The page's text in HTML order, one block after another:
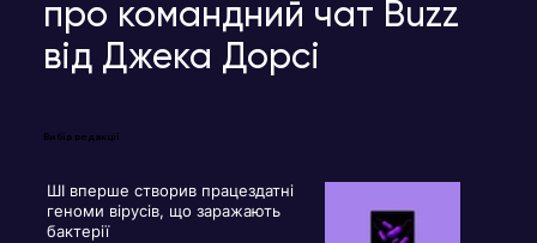
про командний чат Buzz
від Джека Дорсі
Вибір редакції
ШІ вперше створив працездатні
геноми вірусів, що заражають
бактерії